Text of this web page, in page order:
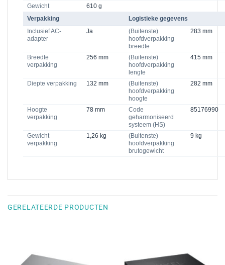
Gewicht
610 g
Verpakking
Logistieke gegevens
Inclusief AC-
adapter
Ja
(Buitenste)
hoofdverpakking
breedte
283 mm
Breedte
verpakking
256 mm
(Buitenste)
hoofdverpakking
lengte
415 mm
Diepte verpakking 132 mm
(Buitenste)
hoofdverpakking
hoogte
282 mm
Hoogte
verpakking
78 mm
Code
geharmoniseerd
systeem (HS)
85176990
Gewicht
verpakking
1,26 kg
(Buitenste)
hoofdverpakking
brutogewicht
9 kg
GERELATEERDE PRODUCTEN